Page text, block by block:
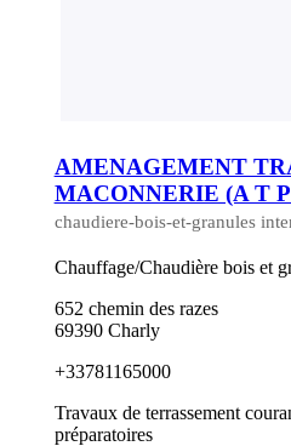
AMENAGEMENT
MACONNERIE (A T
chaudiere-bois-et-granules
Chauffage/Chaudière bois et
652 chemin des razes
69390 Charly
+33781165000
Travaux de terrassement
préparatoires